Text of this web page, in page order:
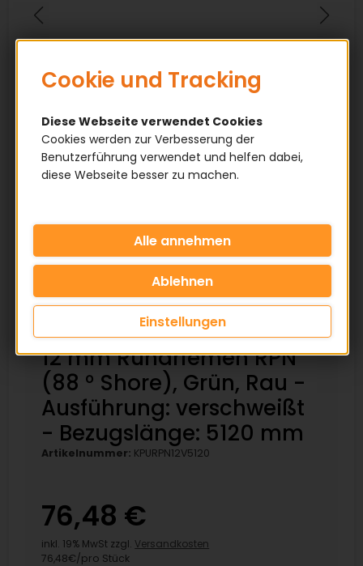
12 mm Rundriemen RPN
(88 ° Shore), Grün, Rau -
Ausführung: verschweißt
- Bezugslänge: 5120 mm
Artikelnummer: KPURPN12V5120
76,48 €
inkl. 19% MwSt zzgl. Versandkosten
76,48€/pro Stück
Cookie und Tracking
Diese Webseite verwendet Cookies
Cookies werden zur Verbesserung der
Benutzerführung verwendet und helfen dabei,
diese Webseite besser zu machen.
Einstellungen